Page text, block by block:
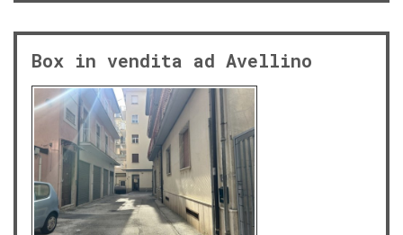
Box in vendita ad Avellino